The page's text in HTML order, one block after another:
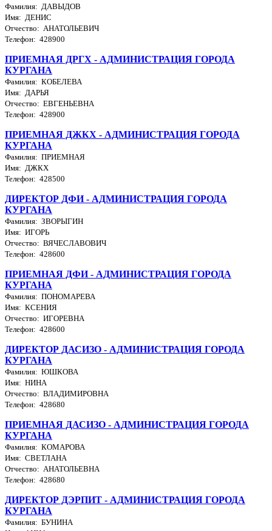
Фамилия: ДАВЫДОВ
Имя: ДЕНИС
Отчество: АНАТОЛЬЕВИЧ
Телефон: 428900
ПРИЕМНАЯ ДРГХ - АДМИНИСТРАЦИЯ ГОРОДА
КУРГАНА
Фамилия: КОБЕЛЕВА
Имя: ДАРЬЯ
Отчество: ЕВГЕНЬЕВНА
Телефон: 428900
ПРИЕМНАЯ ДЖКХ - АДМИНИСТРАЦИЯ ГОРОДА
КУРГАНА
Фамилия: ПРИЕМНАЯ
Имя: ДЖКХ
Телефон: 428500
ДИРЕКТОР ДФИ - АДМИНИСТРАЦИЯ ГОРОДА
КУРГАНА
Фамилия: ЗВОРЫГИН
Имя: ИГОРЬ
Отчество: ВЯЧЕСЛАВОВИЧ
Телефон: 428600
ПРИЕМНАЯ ДФИ - АДМИНИСТРАЦИЯ ГОРОДА
КУРГАНА
Фамилия: ПОНОМАРЕВА
Имя: КСЕНИЯ
Отчество: ИГОРЕВНА
Телефон: 428600
ДИРЕКТОР ДАСИЗО - АДМИНИСТРАЦИЯ ГОРОДА
КУРГАНА
Фамилия: ЮШКОВА
Имя: НИНА
Отчество: ВЛАДИМИРОВНА
Телефон: 428680
ПРИЕМНАЯ ДАСИЗО - АДМИНИСТРАЦИЯ ГОРОДА
КУРГАНА
Фамилия: КОМАРОВА
Имя: СВЕТЛАНА
Отчество: АНАТОЛЬЕВНА
Телефон: 428680
ДИРЕКТОР ДЭРПИТ - АДМИНИСТРАЦИЯ ГОРОДА
КУРГАНА
Фамилия: БУНИНА